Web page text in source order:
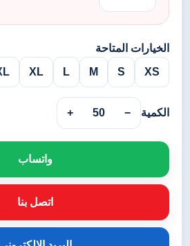
الخيارات المتاحة
XS
S
M
L
XL
الكمية −
50
+
واتساب
اتصل بنا